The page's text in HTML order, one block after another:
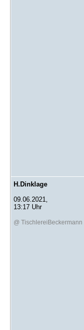
H.Dinklage
09.06.2021,
13:17 Uhr
@ TischlereiBeckermann